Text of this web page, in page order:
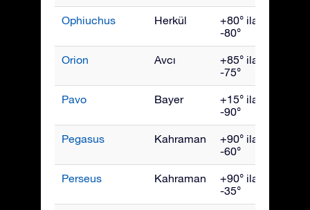
Ophiuchus Herkül
+80° ila
-80°
Orion Avcı
+85° ila
-75°
Pavo Bayer
+15° ila
-90°
Pegasus Kahraman
+90° ila
-60°
Perseus Kahraman
+90° ila
-35°